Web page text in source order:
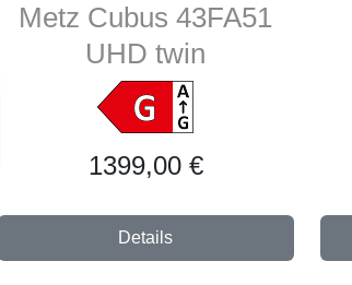
Metz Cubus 43FA51
UHD twin
1399,00 €
Details